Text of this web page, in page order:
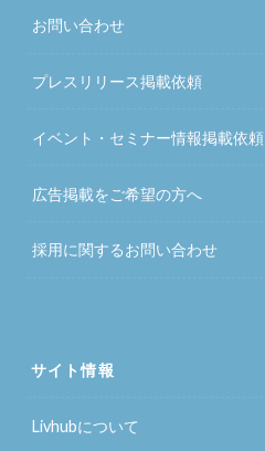
お問い合わせ
プレスリリース掲載依頼
イベント・セミナー情報掲載依頼
広告掲載をご希望の方へ
採用に関するお問い合わせ
サイト情報
Livhubについて